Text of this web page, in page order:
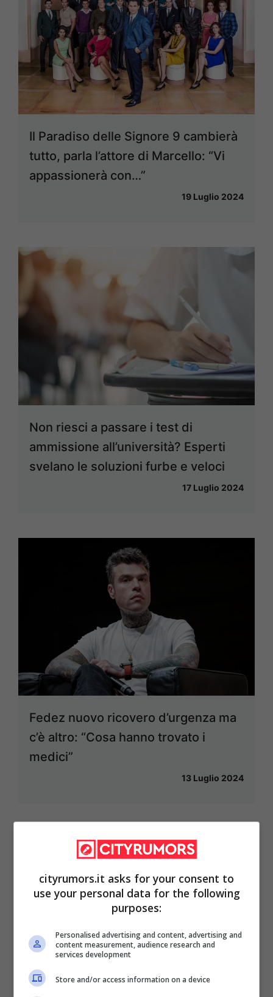
Il Paradiso delle Signore 9 cambierà
tutto, parla l’attore di Marcello: “Vi
appassionerà con…”
19 Luglio 2024
Non riesci a passare i test di
ammissione all’università? Esperti
svelano le soluzioni furbe e veloci
17 Luglio 2024
Fedez nuovo ricovero d’urgenza ma
c’è altro: “Cosa hanno trovato i
medici”
13 Luglio 2024
cityrumors.it asks for your consent to
use your personal data for the following
purposes:
Personalised advertising and content, advertising and
content measurement, audience research and
services development
Store and/or access information on a device